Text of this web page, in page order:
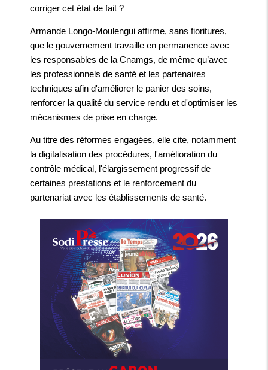
corriger cet état de fait ?
Armande Longo-Moulengui affirme, sans fioritures,
que le gouvernement travaille en permanence avec
les responsables de la Cnamgs, de même qu’avec
les professionnels de santé et les partenaires
techniques afin d'améliorer le panier des soins,
renforcer la qualité du service rendu et d'optimiser les
mécanismes de prise en charge.
Au titre des réformes engagées, elle cite, notamment
la digitalisation des procédures, l'amélioration du
contrôle médical, l'élargissement progressif de
certaines prestations et le renforcement du
partenariat avec les établissements de santé.